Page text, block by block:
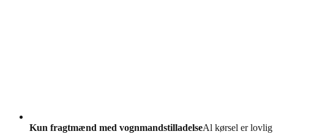
Kun fragtmænd med vognmandstilladelseAl kørsel er lovlig